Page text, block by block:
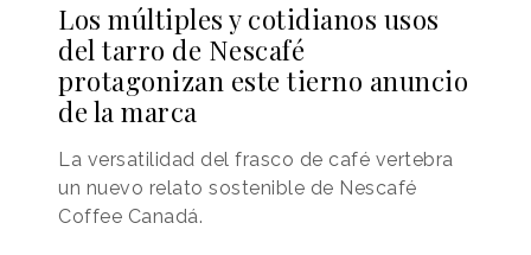
Los múltiples y cotidianos usos
del tarro de Nescafé
protagonizan este tierno anuncio
de la marca
La versatilidad del frasco de café vertebra
un nuevo relato sostenible de Nescafé
Coffee Canadá.